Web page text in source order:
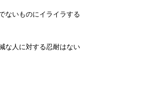
ないものにイライラする
な人に対する忍耐はない